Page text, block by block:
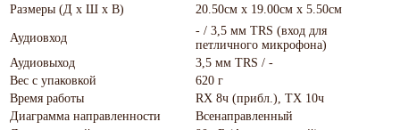
Размеры (Д х Ш х В)
20.50см x 19.00см x 5.50см
Аудиовход
- / 3,5 мм TRS (вход для
петличного микрофона)
Аудиовыход
3,5 мм TRS / -
Вес с упаковкой
620 г
Время работы
RX 8ч (прибл.), TX 10ч
Диаграмма направленности
Всенаправленный